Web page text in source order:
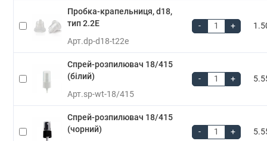
Пробка-крапельниця, d18,
тип 2.2E
Арт.dp-d18-t22e
- +
Спрей-розпилювач 18/415
(білий)
Арт.sp-wt-18/415
- +
Спрей-розпилювач 18/415
(чорний)
- +